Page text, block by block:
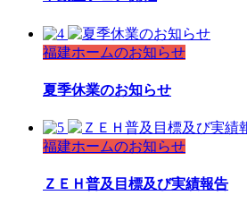
福建ホームのお知らせ
夏季休業のお知らせ
福建ホームのお知らせ
ＺＥＨ普及目標及び実績報告